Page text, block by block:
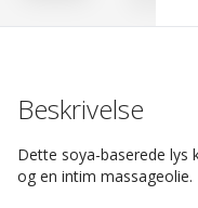
Beskrivelse
Dette soya-baserede lys
og en intim massageolie.